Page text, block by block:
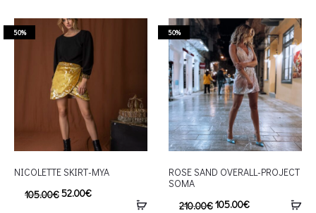
50%
NICOLETTE SKIRT-MYA
105.00€52.00€
50%
ROSE SAND OVERALL-PROJECT
SOMA
210.00€105.00€